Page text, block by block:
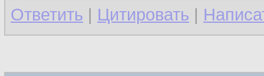
Ответить | Цитировать |